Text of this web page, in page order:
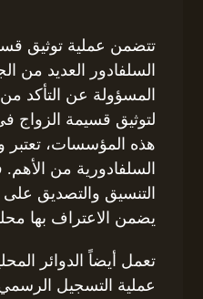
تتضمن عملية توثيق
السلفادور العديد من
المسؤولة عن التأكد
لتوثيق قسيمة الزواج
هذه المؤسسات، تعتبر
السلفادورية من
التنسيق والتصديق على
يضمن الاعتراف بها
تعمل أيضاً الدوائر
عملية التسجيل